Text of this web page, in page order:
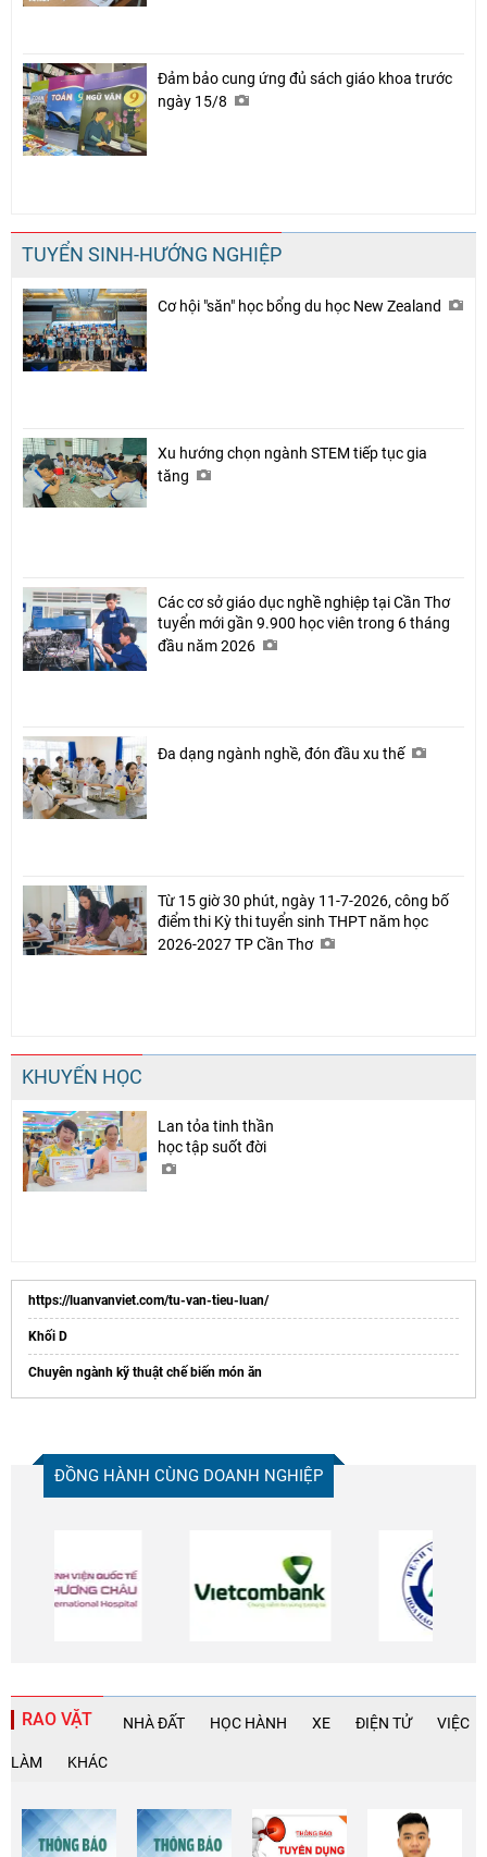
Đảm bảo cung ứng đủ sách giáo khoa trước
ngày 15/8
TUYỂN SINH-HƯỚNG NGHIỆP
Cơ hội "săn" học bổng du học New Zealand
Xu hướng chọn ngành STEM tiếp tục gia
tăng
Các cơ sở giáo dục nghề nghiệp tại Cần Thơ
tuyển mới gần 9.900 học viên trong 6 tháng
đầu năm 2026
Đa dạng ngành nghề, đón đầu xu thế
Từ 15 giờ 30 phút, ngày 11-7-2026, công bố
điểm thi Kỳ thi tuyển sinh THPT năm học
2026-2027 TP Cần Thơ
KHUYẾN HỌC
Lan tỏa tinh thần
học tập suốt đời
https://luanvanviet.com/tu-van-tieu-luan/
Khối D
Chuyên ngành kỹ thuật chế biến món ăn
ĐỒNG HÀNH CÙNG DOANH NGHIỆP
RAO VẶT NHÀ ĐẤT HỌC HÀNH XE ĐIỆN TỬ VIỆC
LÀM KHÁC